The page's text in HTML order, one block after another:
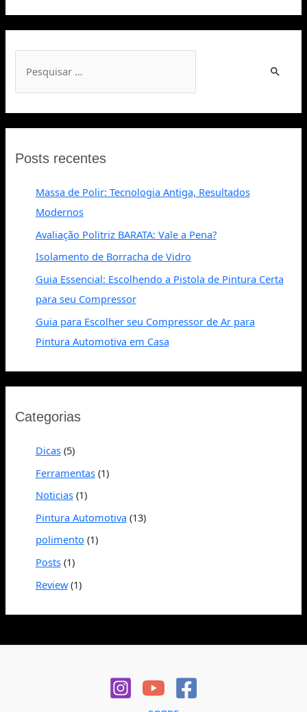
Posts recentes
Massa de Polir: Tecnologia Antiga, Resultados
Modernos
Avaliação Politriz BARATA: Vale a Pena?
Isolamento de Borracha de Vidro
Guia Essencial: Escolhendo a Pistola de Pintura Certa
para seu Compressor
Guia para Escolher seu Compressor de Ar para
Pintura Automotiva em Casa
Categorias
Dicas(5)
Ferramentas(1)
Noticias(1)
Pintura Automotiva (13)
polimento (1)
Posts(1)
Review(1)